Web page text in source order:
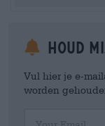
Houd
Vul hier je e-
worden